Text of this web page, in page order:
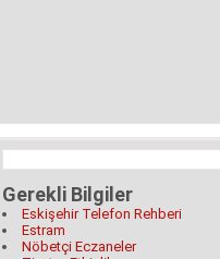
Gerekli Bilgiler
Eskişehir Telefon Rehberi
Estram
Nöbetçi Eczaneler